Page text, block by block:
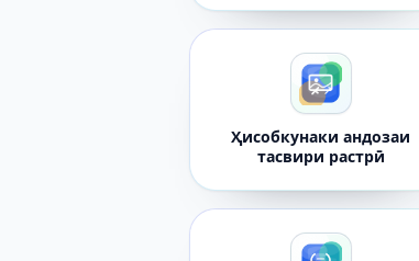
Ҳисобкунаки андозаи
тасвири растрӣ